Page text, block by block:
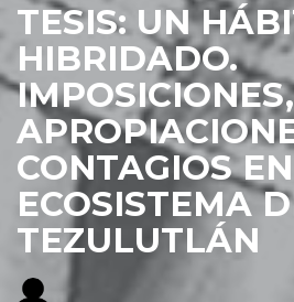
TESIS: UN
HIBRIDADO.
IMPOSICIONES,
CONTAGIOS
ECOSISTEMA
TEZULUTLÁN